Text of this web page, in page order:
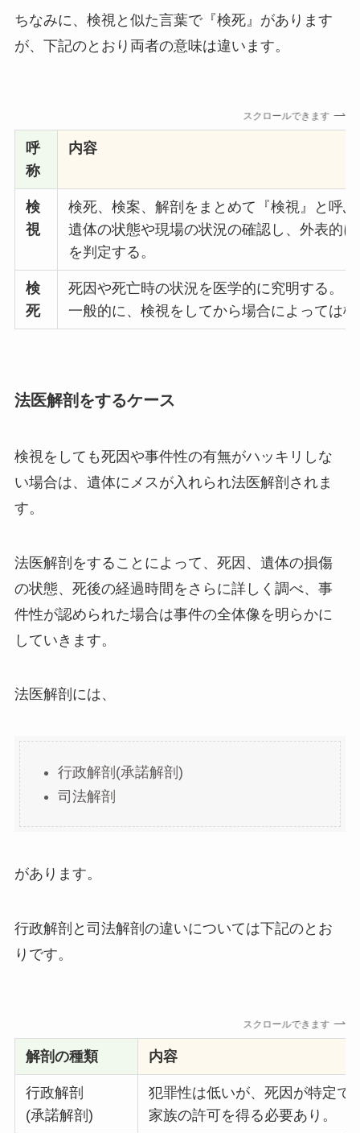
ちなみに、検視と似た言葉で『検死』があります
が、下記のとおり両者の意味は違います。
スクロールできます
呼
称
内容
検
視
検死、検案、解剖をまとめて『検視』と呼
遺体の状態や現場の状況の確認し、外表的
を判定する。
検
死
死因や死亡時の状況を医学的に究明する。
一般的に、検視をしてから場合によっては
法医解剖をするケース
検視をしても死因や事件性の有無がハッキリしな
い場合は、遺体にメスが入れられ法医解剖されま
す。
法医解剖をすることによって、死因、遺体の損傷
の状態、死後の経過時間をさらに詳しく調べ、事
件性が認められた場合は事件の全体像を明らかに
していきます。
法医解剖には、
行政解剖(承諾解剖)
司法解剖
があります。
行政解剖と司法解剖の違いについては下記のとお
りです。
スクロールできます
解剖の種類 内容
行政解剖
(承諾解剖)
犯罪性は低いが、死因が特定で
家族の許可を得る必要あり。